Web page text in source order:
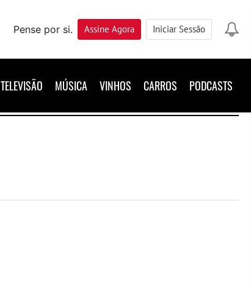
Pense por si.
Assine Agora Iniciar Sessão
TELEVISÃO MÚSICA VINHOS CARROS PODCASTS